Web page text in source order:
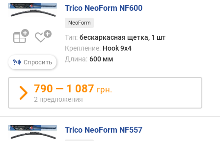
Спросить
Trico NeoForm NF600
NeoForm
Тип: бескаркасная щетка, 1 шт
Крепление: Hook 9x4
Длина: 600 мм
790 — 1 087 грн.
2 предложения
Trico NeoForm NF557